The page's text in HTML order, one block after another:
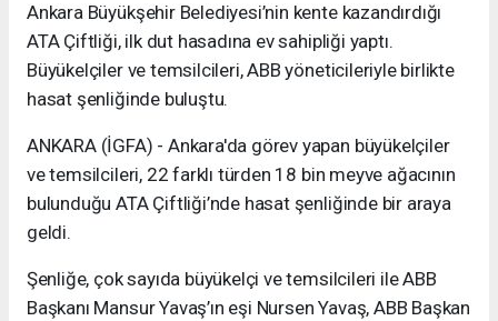
Ankara Büyükşehir Belediyesi’nin kente kazandırdığı
ATA Çiftliği, ilk dut hasadına ev sahipliği yaptı.
Büyükelçiler ve temsilcileri, ABB yöneticileriyle birlikte
hasat şenliğinde buluştu.
ANKARA (İGFA) - Ankara'da görev yapan büyükelçiler
ve temsilcileri, 22 farklı türden 18 bin meyve ağacının
bulunduğu ATA Çiftliği’nde hasat şenliğinde bir araya
geldi.
⁠Şenliğe, çok sayıda büyükelçi ve temsilcileri ile ABB
Başkanı Mansur Yavaş’ın eşi Nursen Yavaş, ABB Başkan